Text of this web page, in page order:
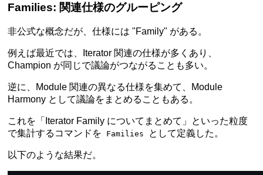
Families: 関連仕様のグルーピング
非公式な概念だが、仕様には "Family" がある。
例えば最近では、Iterator 関連の仕様が多くあり、
Champion が同じで議論がつながることも多い。
逆に、Module 関連の異なる仕様を集めて、Module
Harmony として議論をまとめることもある。
これを「Iterator Family についてまとめて」といった粒度
で集計するコマンドを
Families として定義した。
以下のような結果だ。